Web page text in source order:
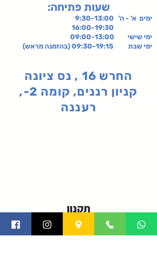
:שעות פתיחה
ימים א' - ה' 9:30-13:00
ימי שישי 09:00-13:00
ימי שבת 09:30-19:15 (בהזמנה מראש)
החרש 16 , נס ציונה
קניון רננים, קומה 2-,
רעננה
תקנון